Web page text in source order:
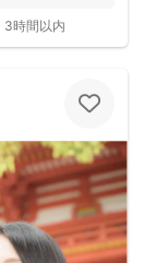
3時間以内